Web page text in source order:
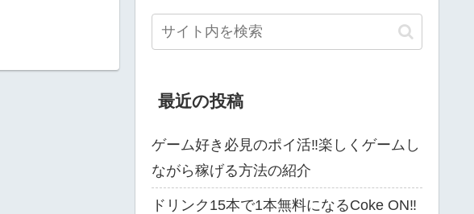
最近の投稿
ゲーム好き必見のポイ活‼楽しくゲームし
ながら稼げる方法の紹介
ドリンク15本で1本無料になるCoke ON‼